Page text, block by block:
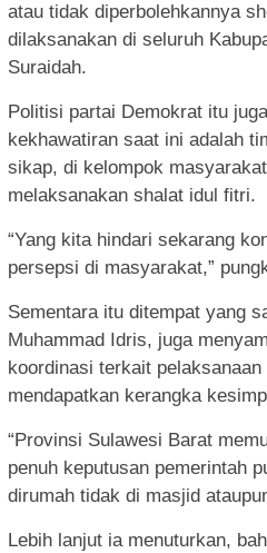
atau tidak diperbolehkannya
dilaksanakan di seluruh
Suraidah.
Politisi partai Demokrat itu
kekhawatiran saat ini adalah
sikap, di kelompok
melaksanakan shalat idul fitri.
“Yang kita hindari sekarang
persepsi di masyarakat,”
Sementara itu ditempat yang
Muhammad Idris, juga
koordinasi terkait
mendapatkan kerangka
“Provinsi Sulawesi Barat
penuh keputusan pemerintah
dirumah tidak di masjid
Lebih lanjut ia menuturkan,